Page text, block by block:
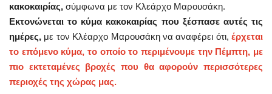
κακοκαιρίας, σύμφωνα με τον Κλεάρχο Μαρουσάκη.
Εκτονώνεται το κύμα κακοκαιρίας που ξέσπασε αυτές τις
ημέρες, με τον Κλέαρχο Μαρουσάκη να αναφέρει ότι, έρχεται
το επόμενο κύμα, το οποίο το περιμένουμε την Πέμπτη, με
πιο εκτεταμένες βροχές που θα αφορούν περισσότερες
περιοχές της χώρας μας.